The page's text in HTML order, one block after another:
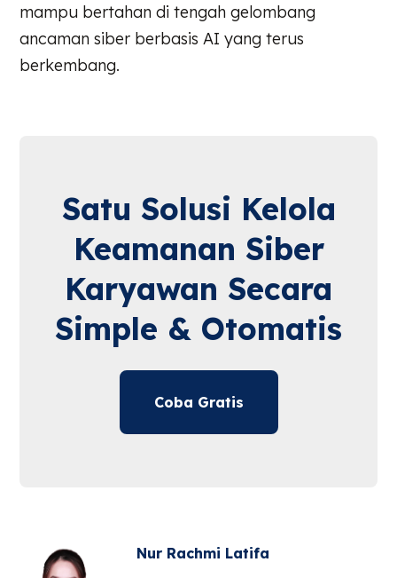
mampu bertahan di tengah gelombang
ancaman siber berbasis AI yang terus
berkembang.
Satu Solusi Kelola
Keamanan Siber
Karyawan Secara
Simple & Otomatis
Coba Gratis
Nur Rachmi Latifa